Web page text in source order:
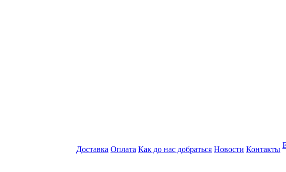
Доставка Оплата Как до нас добраться Новости Контакты